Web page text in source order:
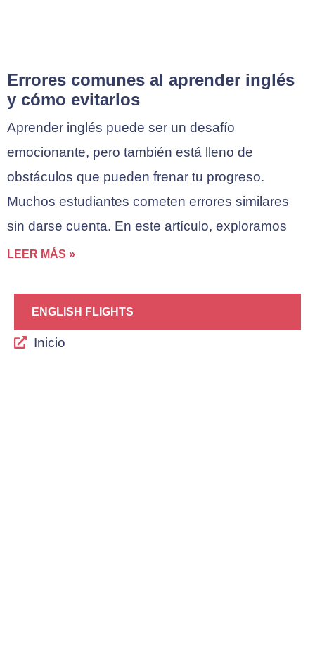
Errores comunes al aprender inglés
y cómo evitarlos
Aprender inglés puede ser un desafío
emocionante, pero también está lleno de
obstáculos que pueden frenar tu progreso.
Muchos estudiantes cometen errores similares
sin darse cuenta. En este artículo, exploramos
LEER MÁS »
ENGLISH FLIGHTS
Inicio